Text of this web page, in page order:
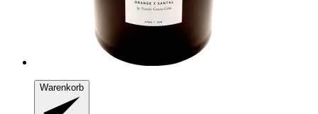
Warenkorb